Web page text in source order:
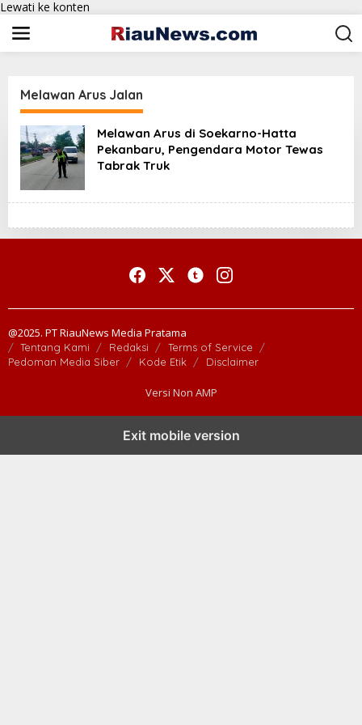
Lewati ke konten
Melawan Arus Jalan
Melawan Arus di Soekarno-Hatta
Pekanbaru, Pengendara Motor Tewas
Tabrak Truk
@2025. PT RiauNews Media Pratama
Tentang Kami Redaksi
Terms of Service
Pedoman Media Siber
Kode Etik Disclaimer
Versi Non AMP
Exit mobile version